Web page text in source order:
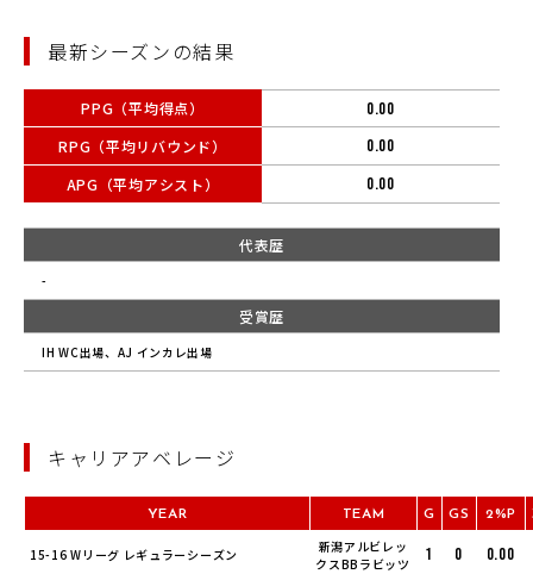
最新シーズンの結果
PPG（平均得点）
RPG（平均リバウンド）
APG（平均アシスト）
0.00
0.00
0.00
代表歴
-
受賞歴
IH WC出場、AJ インカレ出場
キャリアアベレージ
YEAR TEAM G GS 2%P
15-16 Wリーグ レギュラーシーズン
新潟アルビレッ
クスBBラビッツ
1 0 0.00